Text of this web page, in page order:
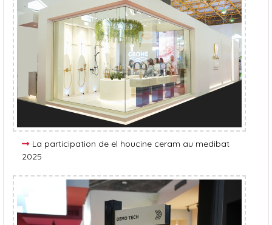
La participation de el houcine ceram au medibat
2025